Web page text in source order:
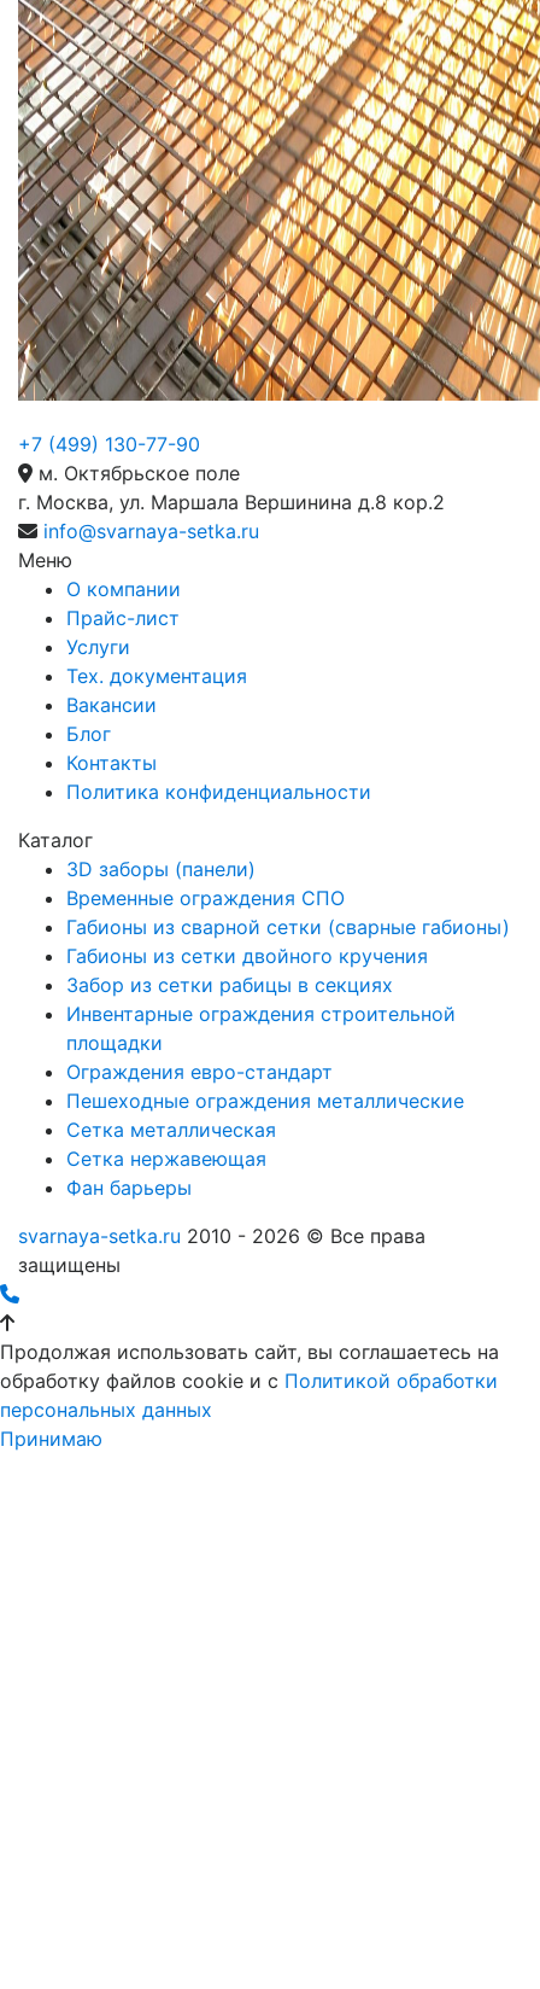
+7 (499) 130-77-90
м. Октябрьское поле
г. Москва, ул. Маршала Вершинина д.8 кор.2
info@svarnaya-setka.ru
Меню
О компании
Прайс-лист
Услуги
Тех. документация
Вакансии
Блог
Контакты
Политика конфиденциальности
Каталог
3D заборы (панели)
Временные ограждения СПО
Габионы из сварной сетки (сварные габионы)
Габионы из сетки двойного кручения
Забор из сетки рабицы в секциях
Инвентарные ограждения строительной
площадки
Ограждения евро-стандарт
Пешеходные ограждения металлические
Сетка металлическая
Сетка нержавеющая
Фан барьеры
svarnaya-setka.ru 2010 - 2026 © Все права
защищены
Продолжая использовать сайт, вы соглашаетесь на
обработку файлов cookie и c Политикой обработки
персональных данных
Принимаю